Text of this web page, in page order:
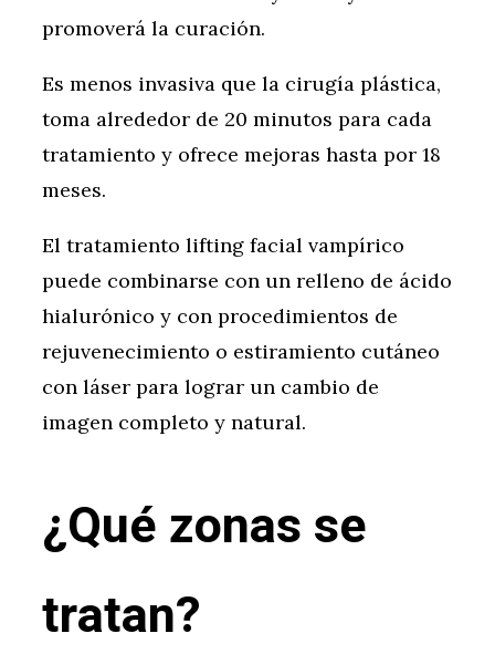
promoverá la curación.
Es menos invasiva que la cirugía plástica,
toma alrededor de 20 minutos para cada
tratamiento y ofrece mejoras hasta por 18
meses.
El tratamiento lifting facial vampírico
puede combinarse con un relleno de ácido
hialurónico y con procedimientos de
rejuvenecimiento o estiramiento cutáneo
con láser para lograr un cambio de
imagen completo y natural.
¿Qué zonas se
tratan?